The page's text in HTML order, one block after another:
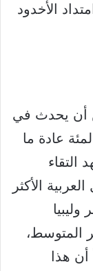
الأخدود
أن يحدث في
وأي مكان، لكن بنسبة 90 بالمئة عادة ما
التقاء
الأكثر
المتوسط،
هذا